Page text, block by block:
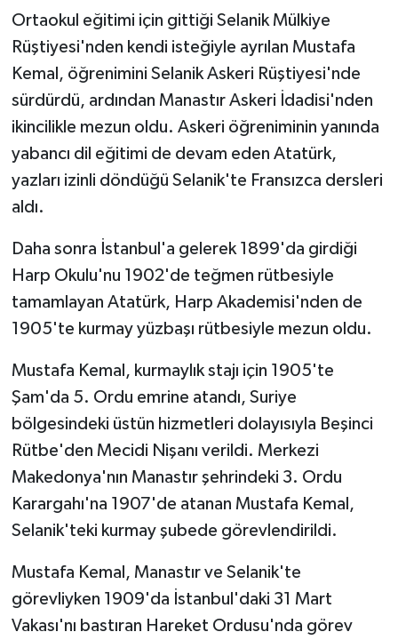
Ortaokul eğitimi için gittiği Selanik Mülkiye
Rüştiyesi'nden kendi isteğiyle ayrılan Mustafa
Kemal, öğrenimini Selanik Askeri Rüştiyesi'nde
sürdürdü, ardından Manastır Askeri İdadisi'nden
ikincilikle mezun oldu. Askeri öğreniminin yanında
yabancı dil eğitimi de devam eden Atatürk,
yazları izinli döndüğü Selanik'te Fransızca dersleri
aldı.
Daha sonra İstanbul'a gelerek 1899'da girdiği
Harp Okulu'nu 1902'de teğmen rütbesiyle
tamamlayan Atatürk, Harp Akademisi'nden de
1905'te kurmay yüzbaşı rütbesiyle mezun oldu.
Mustafa Kemal, kurmaylık stajı için 1905'te
Şam'da 5. Ordu emrine atandı, Suriye
bölgesindeki üstün hizmetleri dolayısıyla Beşinci
Rütbe'den Mecidi Nişanı verildi. Merkezi
Makedonya'nın Manastır şehrindeki 3. Ordu
Karargahı'na 1907'de atanan Mustafa Kemal,
Selanik'teki kurmay şubede görevlendirildi.
Mustafa Kemal, Manastır ve Selanik'te
görevliyken 1909'da İstanbul'daki 31 Mart
Vakası'nı bastıran Hareket Ordusu'nda görev